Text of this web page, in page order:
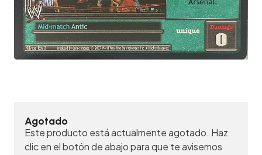
Agotado
Este producto está actualmente agotado. Haz
clic en el botón de abajo para que te avisemos